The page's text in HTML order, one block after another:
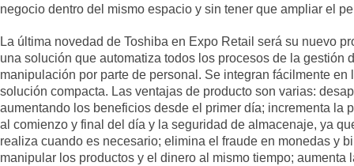
negocio dentro del mismo espacio y sin tener que ampliar el
La última novedad de Toshiba en Expo Retail será su nuevo
una solución que automatiza todos los procesos de la gestión
manipulación por parte de personal. Se integran fácilmente
solución compacta. Las ventajas de producto son varias:
aumentando los beneficios desde el primer día; incrementa la
al comienzo y final del día y la seguridad de almacenaje, ya
realiza cuando es necesario; elimina el fraude en monedas y
manipular los productos y el dinero al mismo tiempo;